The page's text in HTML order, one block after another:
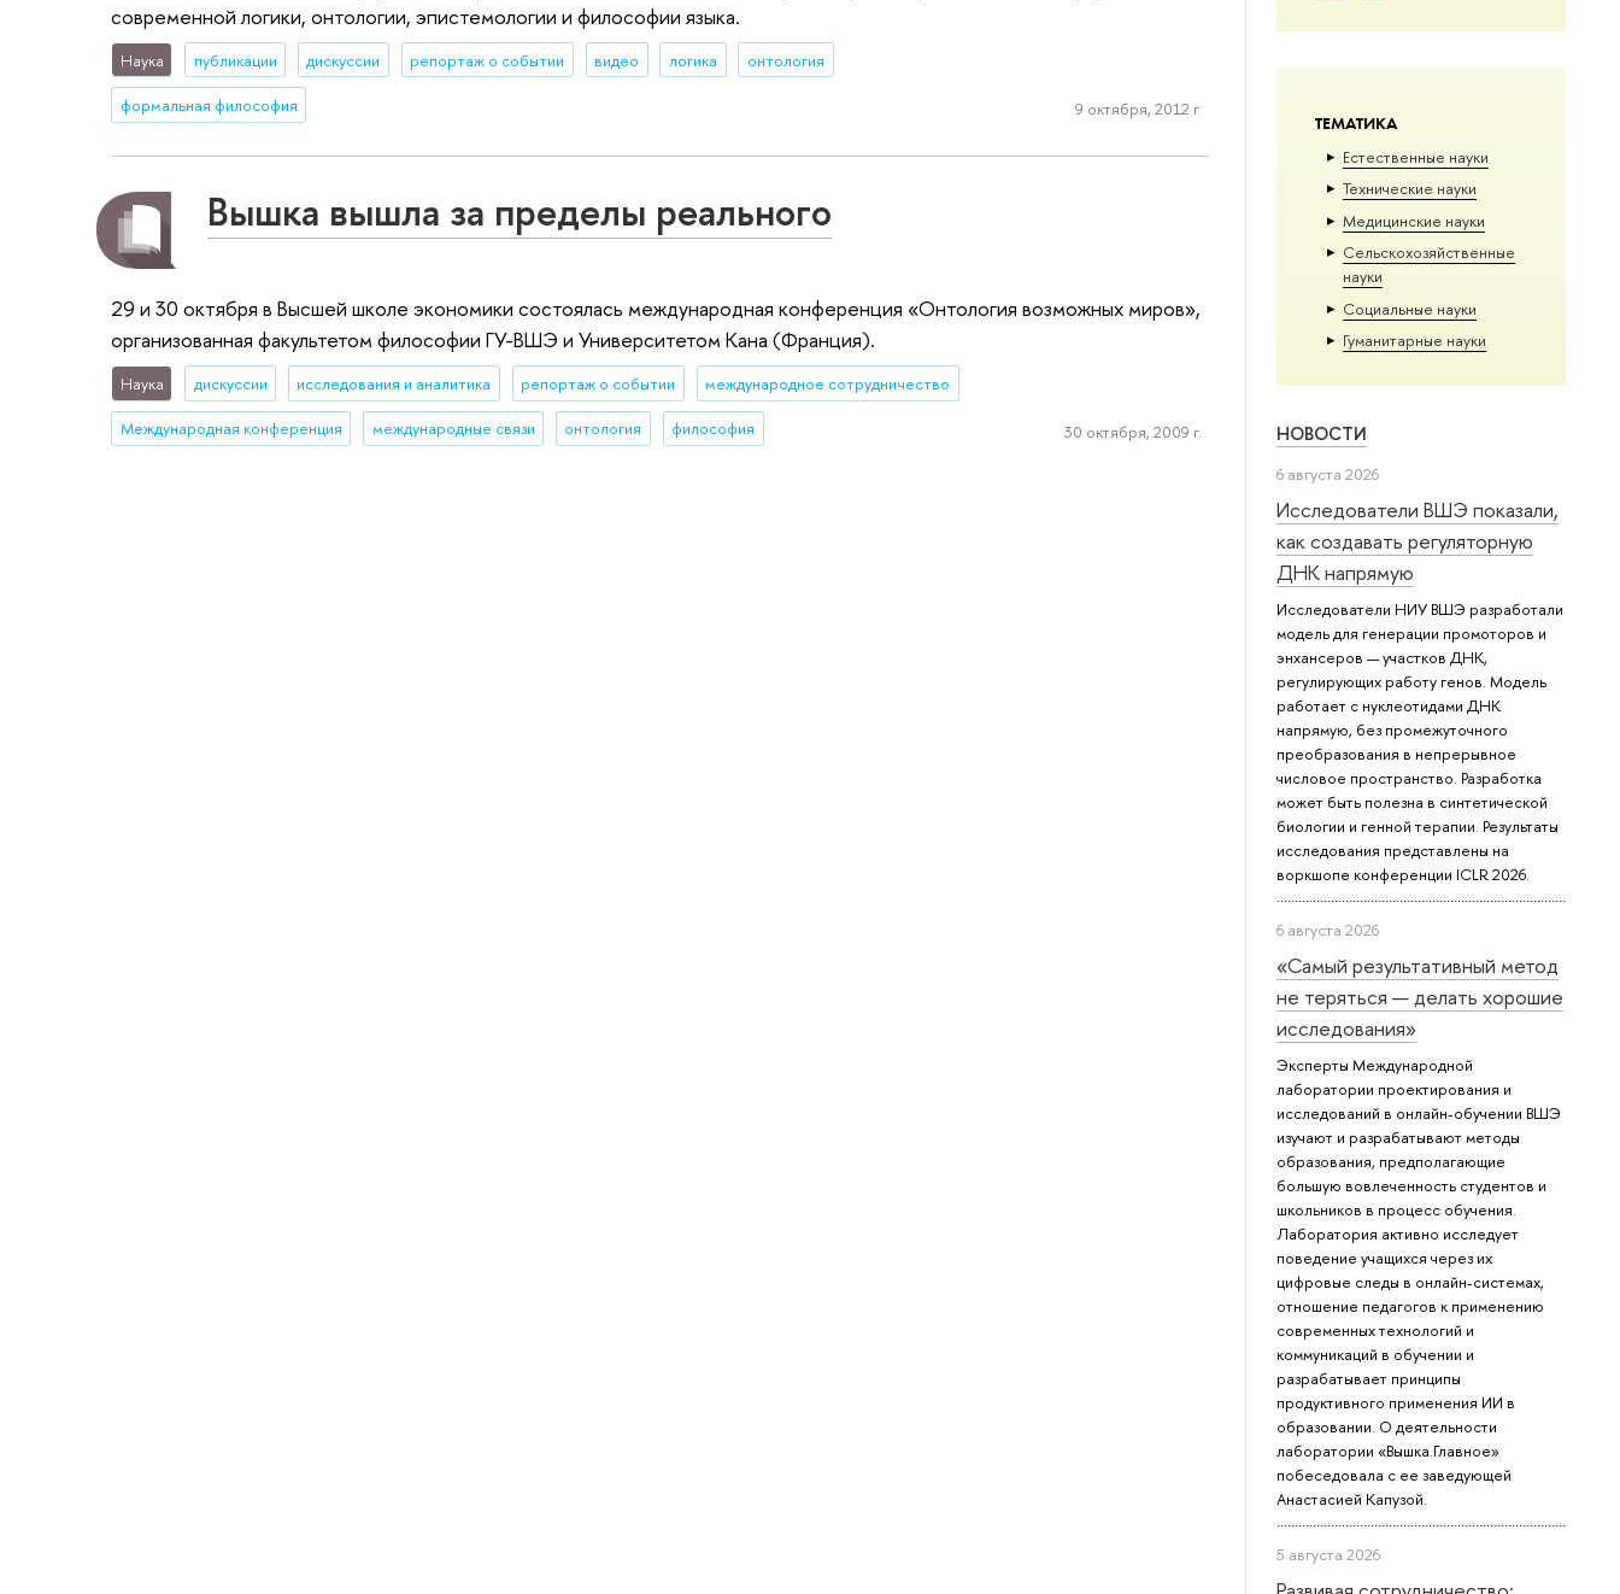
ТЕМАТИКА
Естественные науки
Тех­ничес­кие науки
Медицинские науки
Сельскохозяйственные
науки
Социальные науки
Гуманитарные науки
НОВОСТИ
6 августа 2026
Исследователи ВШЭ показали,
как создавать регуляторную
ДНК напрямую
Исследователи НИУ ВШЭ разработали
модель для генерации промоторов и
энхансеров — участков ДНК,
регулирующих работу генов. Модель
работает с нуклеотидами ДНК
напрямую, без промежуточного
преобразования в непрерывное
числовое пространство. Разработка
может быть полезна в синтетической
биологии и генной терапии. Результаты
исследования представлены на
воркшопе конференции ICLR 2026.
6 августа 2026
«Самый результативный метод
не теряться — делать хорошие
исследования»
Эксперты Международной
лаборатории проектирования и
исследований в онлайн-обучении ВШЭ
изучают и разрабатывают методы
образования, предполагающие
большую вовлеченность студентов и
школьников в процесс обучения.
Лаборатория активно исследует
поведение учащихся через их
цифровые следы в онлайн-системах,
отношение педагогов к применению
современных технологий и
коммуникаций в обучении и
разрабатывает принципы
продуктивного применения ИИ в
образовании. О деятельности
лаборатории «Вышка.Главное»
побеседовала с ее заведующей
Анастасией Капузой.
5 августа 2026
современной логики, онтологии, эпистемологии и философии языка.
Наука публикации дискуссии репортаж о событии видео логика онтология
формальная философия 9 октября, 2012 г.
Вышка вышла за пределы реального
29 и 30 октября в Высшей школе экономики состоялась международная конференция «Онтология возможных миров»,
организованная факультетом философии ГУ-ВШЭ и Университетом Кана (Франция).
Наука дискуссии исследования и аналитика репортаж о событии международное сотрудничество
Международная конференция международные связи онтология философия 30 октября, 2009 г.